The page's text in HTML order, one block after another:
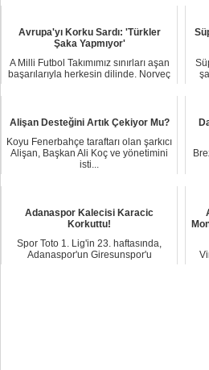
Avrupa'yı Korku Sardı: 'Türkler
Şaka Yapmıyor'
A Milli Futbol Takımımız sınırları aşan
başarılarıyla herkesin dilinde. Norveç
Alişan Desteğini Artık Çekiyor Mu?
Koyu Fenerbahçe taraftarı olan şarkıcı
Alişan, Başkan Ali Koç ve yönetimini
isti...
Adanaspor Kalecisi Karacic
Korkuttu!
Spor Toto 1. Lig'in 23. haftasında,
Adanaspor'un Giresunspor'u